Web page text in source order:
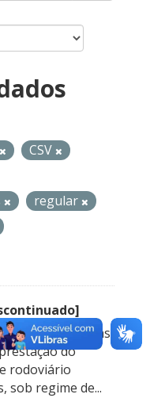
CSV
regular
Operacionais das
do
rodoviário
sob regime de...